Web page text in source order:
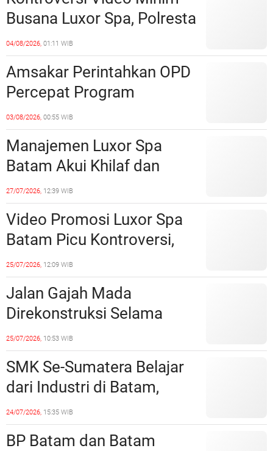
Batam
Busana Luxor Spa, Polresta
Barelang Usut Tuntas
Unsur Pelanggaran Hukum
04/08/2026, 01:11 WIB
Amsakar Perintahkan OPD
Percepat Program
Prioritas, Targetkan
Realisasi Pembangunan
Lampaui 50 Persen
03/08/2026, 00:55 WIB
Manajemen Luxor Spa
Batam Akui Khilaf dan
Minta Maaf, Konten
Langsung Di-Takedown
27/07/2026, 12:39 WIB
Video Promosi Luxor Spa
Batam Picu Kontroversi,
Dinilai Bermuatan Sensual
25/07/2026, 12:09 WIB
Jalan Gajah Mada
Direkonstruksi Selama
Empat Minggu, Ini Skema
Rekayasa Lalu Lintasnya
25/07/2026, 10:53 WIB
SMK Se-Sumatera Belajar
dari Industri di Batam,
Siapkan Lulusan Siap Kerja
Era Digital
24/07/2026, 15:35 WIB
BP Batam dan Batam